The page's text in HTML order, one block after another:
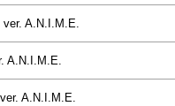
A.N.I.M.E.
A.N.I.M.E.
A.N.I.M.E.